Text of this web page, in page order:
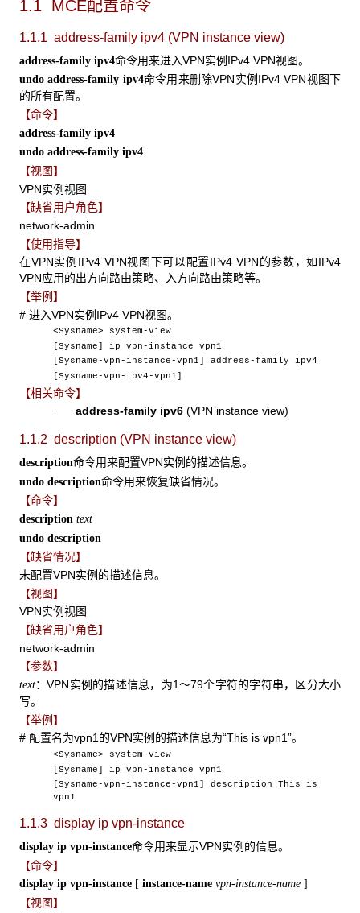
1.1 MCE配置命令
1.1.1 address-family ipv4 (VPN instance view)
address-family ipv4命令用来进入VPN实例IPv4 VPN视图。
undo address-family ipv4命令用来删除VPN实例IPv4 VPN视图下
的所有配置。
【命令】
address-family ipv4
undo address-family ipv4
【视图】
VPN实例视图
【缺省用户角色】
network-admin
【使用指导】
在VPN实例IPv4 VPN视图下可以配置IPv4 VPN的参数，如IPv4
VPN应用的出方向路由策略、入方向路由策略等。
【举例】
# 进入VPN实例IPv4 VPN视图。
<Sysname> system-view
[Sysname] ip vpn-instance vpn1
[Sysname-vpn-instance-vpn1] address-family ipv4
[Sysname-vpn-ipv4-vpn1]
【相关命令】
· address-family ipv6 (VPN instance view)
1.1.2 description (VPN instance view)
description命令用来配置VPN实例的描述信息。
undo description命令用来恢复缺省情况。
【命令】
description text
undo description
【缺省情况】
未配置VPN实例的描述信息。
【视图】
VPN实例视图
【缺省用户角色】
network-admin
【参数】
text：VPN实例的描述信息，为1～79个字符的字符串，区分大小
写。
【举例】
# 配置名为vpn1的VPN实例的描述信息为“This is vpn1”。
<Sysname> system-view
[Sysname] ip vpn-instance vpn1
[Sysname-vpn-instance-vpn1] description This is
vpn1
1.1.3 display ip vpn-instance
display ip vpn-instance命令用来显示VPN实例的信息。
【命令】
display ip vpn-instance [ instance-name vpn-instance-name ]
【视图】